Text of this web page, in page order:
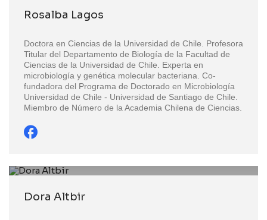
Rosalba Lagos
Doctora en Ciencias de la Universidad de Chile. Profesora
Titular del Departamento de Biología de la Facultad de
Ciencias de la Universidad de Chile. Experta en
microbiología y genética molecular bacteriana. Co-
fundadora del Programa de Doctorado en Microbiología
Universidad de Chile - Universidad de Santiago de Chile.
Miembro de Número de la Academia Chilena de Ciencias.
Dora Altbir